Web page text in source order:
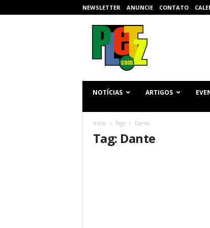
NEWSLETTER ANUNCIE CONTATO
NOTÍCIAS ARTIGOS
Início Tags Dante
Tag: Dante